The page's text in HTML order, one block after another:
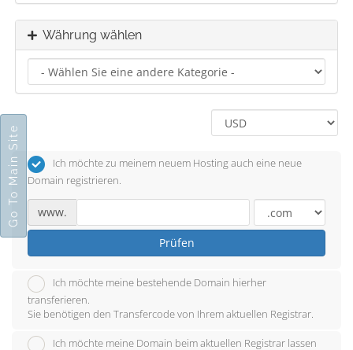
Währung wählen
Ich möchte zu meinem neuem Hosting auch eine neue
Domain registrieren.
www.
Prüfen
Ich möchte meine bestehende Domain hierher
transferieren.
Sie benötigen den Transfercode von Ihrem aktuellen Registrar.
Ich möchte meine Domain beim aktuellen Registrar lassen
Go To Main Site